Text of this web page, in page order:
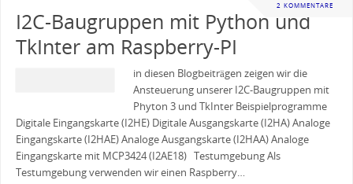
2 KOMMENTARE
I2C-Baugruppen mit Python und
TkInter am Raspberry-PI
in diesen Blogbeiträgen zeigen wir die
Ansteuerung unserer I2C-Baugruppen mit
Phyton 3 und TkInter Beispielprogramme
Digitale Eingangskarte (I2HE) Digitale Ausgangskarte (I2HA) Analoge
Eingangskarte (I2HAE) Analoge Ausgangskarte (I2HAA) Analoge
Eingangskarte mit MCP3424 (I2AE18) Testumgebung Als
Testumgebung verwenden wir einen Raspberry…